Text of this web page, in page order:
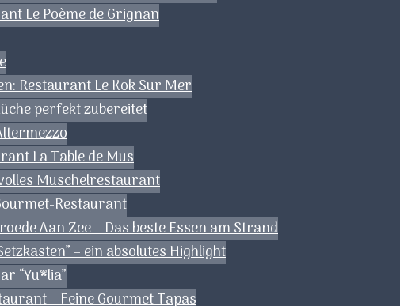
Le Poème de Grignan
Restaurant Le Kok Sur Mer
perfekt zubereitet
La Table de Mus
Muschelrestaurant
Restaurant
Aan Zee – Das beste Essen am Strand
– ein absolutes Highlight
“Yu*lia”
– Feine Gourmet Tapas